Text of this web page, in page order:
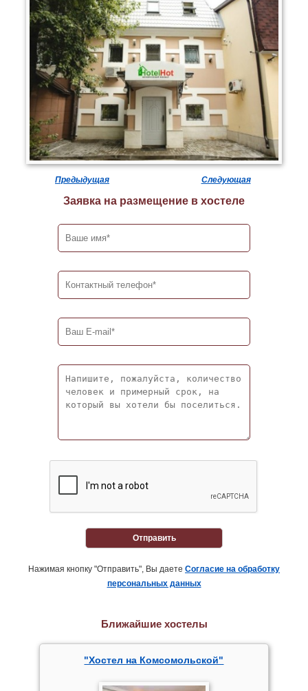
Предыдущая Следующая
Заявка на размещение в хостеле
Отправить
Нажимая кнопку "Отправить", Вы даете Согласие на обработку
персональных данных
Ближайшие хостелы
"Хостел на Комсомольской"